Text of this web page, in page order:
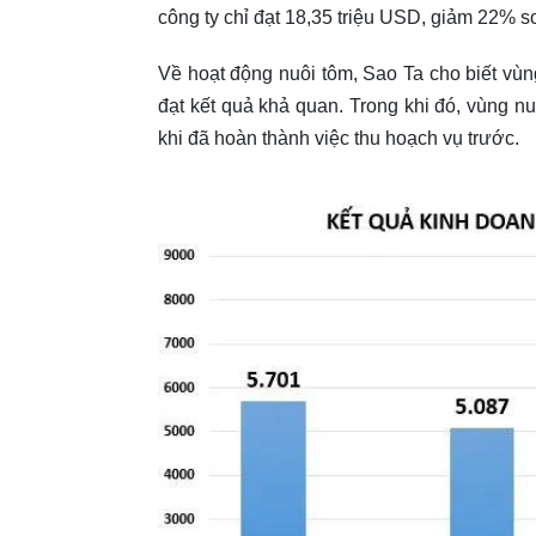
công ty chỉ đạt 18,35 triệu USD, giảm 22%
Về hoạt động nuôi tôm, Sao Ta cho biết
đạt kết quả khả quan. Trong khi đó, vùng
khi đã hoàn thành việc thu hoạch vụ trước.